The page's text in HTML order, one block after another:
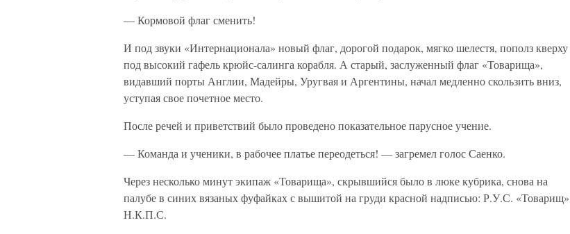
— Кормовой флаг сменить!
И под звуки «Интернационала» новый флаг, дорогой подарок, мягко шелестя, пополз кверху
под высокий гафель крюйс-салинга корабля. А старый, заслуженный флаг «Товарища»,
видавший порты Англии, Мадейры, Уругвая и Аргентины, начал медленно скользить вниз,
уступая свое почетное место.
После речей и приветствий было проведено показательное парусное учение.
— Команда и ученики, в рабочее платье переодеться! — загремел голос Саенко.
Через несколько минут экипаж «Товарища», скрывшийся было в люке кубрика, снова на
палубе в синих вязаных фуфайках с вышитой на груди красной надписью: Р.У.С. «Товарищ»
Н.К.П.С.